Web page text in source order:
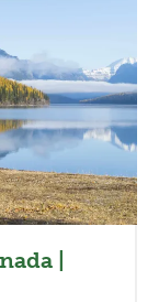
|